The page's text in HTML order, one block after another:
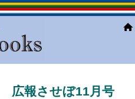
広報させぼ11月号